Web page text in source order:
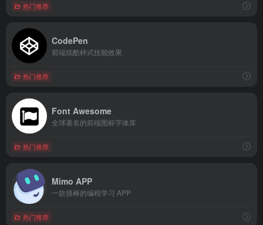
热门推荐
CodePen
前端炫酷样式技能效果
热门推荐
Font Awesome
全球著名的前端图标字体库
热门推荐
Mimo APP
一款很棒的编程学习 APP
热门推荐